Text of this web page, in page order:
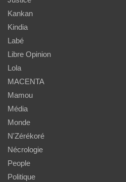
Kankan
Kindia
Labé
Libre Opinion
Lola
MACENTA
Mamou
Média
Monde
N'Zérékoré
Nécrologie
People
Politique